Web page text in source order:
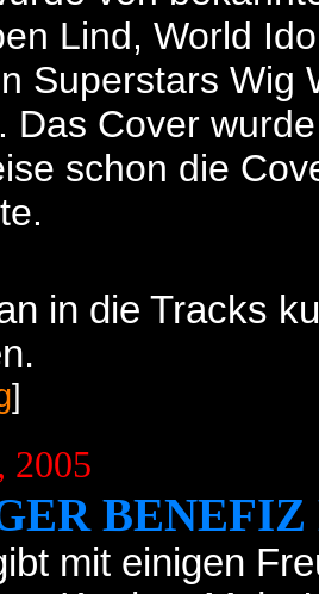
Lind, World
Superstars Wig
Das Cover
schon die
in die Tracks
]
2005
mit einigen